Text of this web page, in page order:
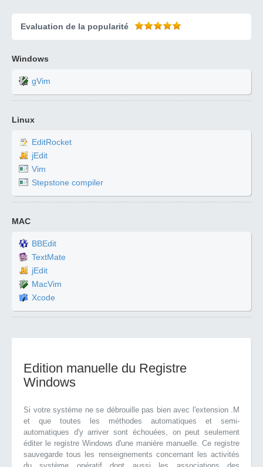
Evaluation de la popularité
Windows
gVim
Linux
EditRocket
jEdit
Vim
Stepstone compiler
MAC
BBEdit
TextMate
jEdit
MacVim
Xcode
Edition manuelle du Registre
Windows
Si votre système ne se débrouille pas bien avec l'extension .M
et que toutes les méthodes automatiques et semi-
automatiques d'y arriver sont échouées, on peut seulement
éditer le registre Windows d'une manière manuelle. Ce registre
sauvegarde tous les renseignements concernant les activités